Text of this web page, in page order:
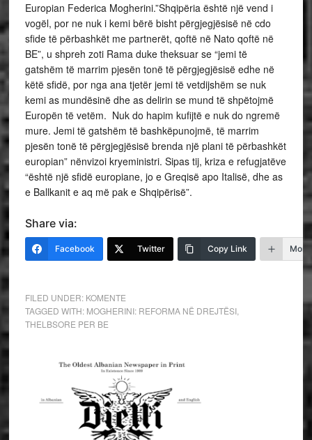
Europian Federica Mogherini.”Shqipëria është një vend i
vogël, por ne nuk i kemi bërë bisht përgjegjësisë në cdo
sfide të përbashkët me partnerët, qoftë në Nato qoftë në
BE”, u shpreh zoti Rama duke theksuar se “jemi të
gatshëm të marrim pjesën tonë të përgjegjësisë edhe në
këtë sfidë, por nga ana tjetër jemi të vetdijshëm se nuk
kemi as mundësinë dhe as delirin se mund të shpëtojmë
Europën të vetëm. Nuk do hapim kufijtë e nuk do ngremë
mure. Jemi të gatshëm të bashkëpunojmë, të marrim
pjesën tonë të përgjegjësisë brenda një plani të përbashkët
europian” nënvizoi kryeministri. Sipas tij, kriza e refugjatëve
“është një sfidë europiane, jo e Greqisë apo Italisë, dhe as
e Ballkanit e aq më pak e Shqipërisë”.
Share via:
Facebook Twitter Copy Link More
FILED UNDER: KOMENTE
TAGGED WITH: MOGHERINI: REFORMA NË DREJTËSI,
THELBSORE PER BE